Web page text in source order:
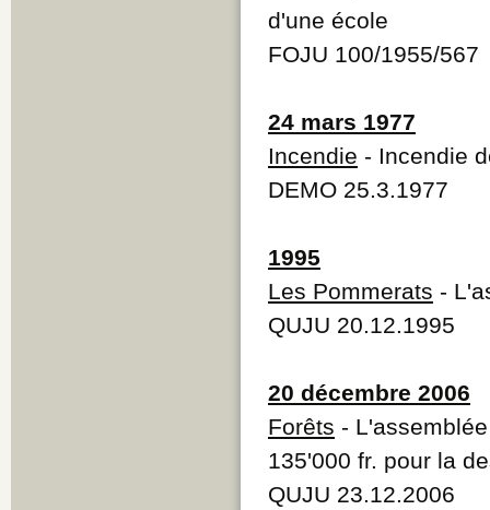
d'une école
FOJU 100/1955/567
24 mars 1977
Incendie - Incendie
DEMO 25.3.1977
1995
Les Pommerats -
QUJU 20.12.1995
20 décembre 2006
Forêts -
135'000 fr. pour la
QUJU 23.12.2006